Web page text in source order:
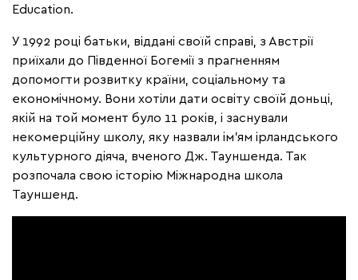
Education.
У 1992 році батьки, віддані своїй справі, з Австрії
приїхали до Південної Богемії з прагненням
допомогти розвитку країни, соціальному та
економічному. Вони хотіли дати освіту своїй доньці,
якій на той момент було 11 років, і заснували
некомерційну школу, яку назвали ім'ям ірландського
культурного діяча, вченого Дж. Тауншенда. Так
розпочала свою історію Міжнародна школа
Тауншенд.